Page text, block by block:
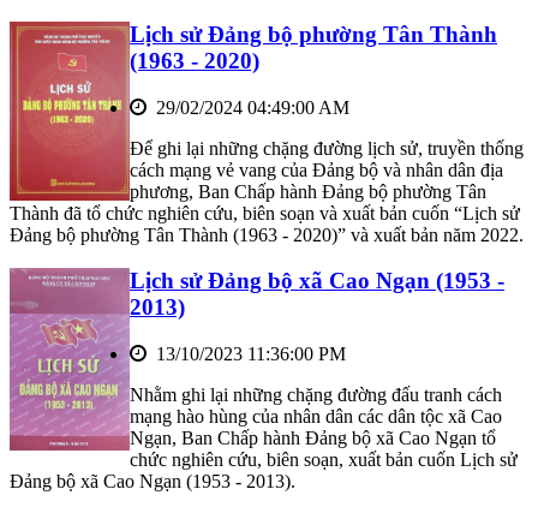
Lịch sử Đảng bộ phường Tân Thành
(1963 - 2020)
29/02/2024 04:49:00 AM
Để ghi lại những chặng đường lịch sử, truyền thống
cách mạng vẻ vang của Đảng bộ và nhân dân địa
phương, Ban Chấp hành Đảng bộ phường Tân
Thành đã tổ chức nghiên cứu, biên soạn và xuất bản cuốn “Lịch sử
Đảng bộ phường Tân Thành (1963 - 2020)” và xuất bản năm 2022.
Lịch sử Đảng bộ xã Cao Ngạn (1953 -
2013)
13/10/2023 11:36:00 PM
Nhằm ghi lại những chặng đường đấu tranh cách
mạng hào hùng của nhân dân các dân tộc xã Cao
Ngạn, Ban Chấp hành Đảng bộ xã Cao Ngạn tổ
chức nghiên cứu, biên soạn, xuất bản cuốn Lịch sử
Đảng bộ xã Cao Ngạn (1953 - 2013).